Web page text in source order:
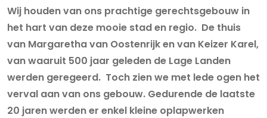
Wij houden van ons prachtige gerechtsgebouw in
het hart van deze mooie stad en regio. De thuis
van Margaretha van Oostenrijk en van Keizer Karel,
van waaruit 500 jaar geleden de Lage Landen
werden geregeerd. Toch zien we met lede ogen het
verval aan van ons gebouw. Gedurende de laatste
20 jaren werden er enkel kleine oplapwerken